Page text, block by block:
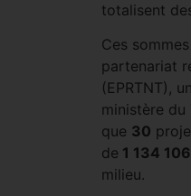
totalisent
Ces
partenariat
(EPRTNT),
ministère du
que 30
de 1 134
milieu.